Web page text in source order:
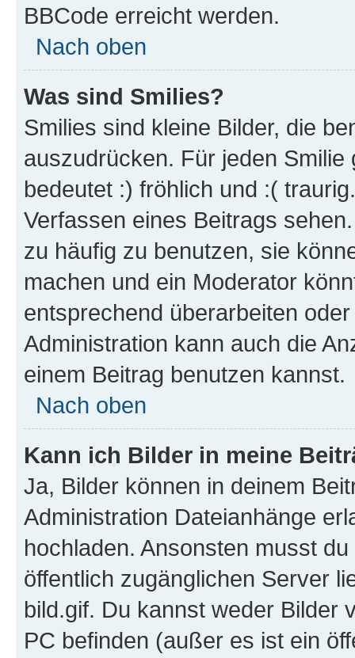
BBCode erreicht werden.
Nach oben
Was sind Smilies?
Smilies sind kleine Bilder, die
auszudrücken. Für jeden
bedeutet :) fröhlich und :(
Verfassen eines Beitrags
zu häufig zu benutzen, sie
machen und ein Moderator
entsprechend überarbeiten
Administration kann auch die
einem Beitrag benutzen kannst.
Nach oben
Kann ich Bilder in meine
Ja, Bilder können in deinem
Administration Dateianhänge
hochladen. Ansonsten musst
öffentlich zugänglichen Server
bild.gif. Du kannst weder Bilder
PC befinden (außer es ist ein